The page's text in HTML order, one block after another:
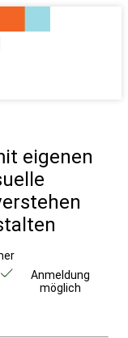
eigenen
Anmeldung
möglich